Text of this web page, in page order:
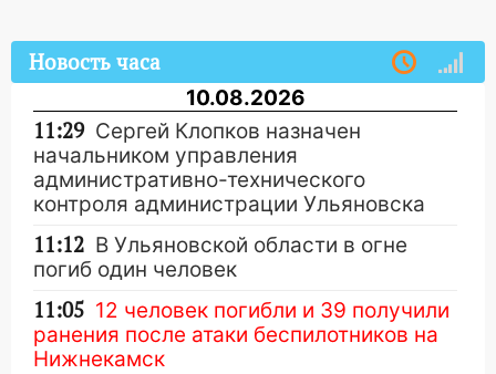
Новость часа
10.08.2026
11:29 Сергей Клопков назначен
начальником управления
административно-технического
контроля администрации Ульяновска
11:12 В Ульяновской области в огне
погиб один человек
11:05 12 человек погибли и 39 получили
ранения после атаки беспилотников на
Нижнекамск